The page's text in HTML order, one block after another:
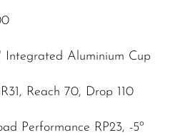
Integrated Aluminium Cup
Reach 70, Drop 110
Performance RP23, -5º